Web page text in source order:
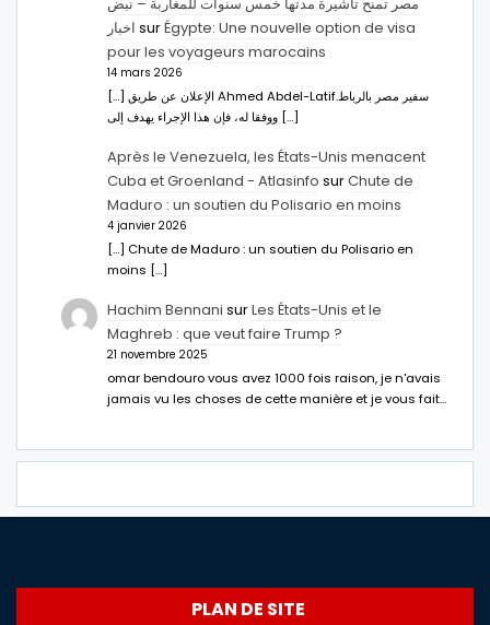
مصر تمنح تأشيرة مدتها خمس سنوات للمغاربة – نبض
اخبار surÉgypte: Une nouvelle option de visa
pour les voyageurs marocains
14 mars 2026
[…] الإعلان عن طريق Ahmed Abdel-Latifسفير مصر بالرباط.
ووفقا له، فإن هذا الإجراء يهدف إلى […]
Après le Venezuela, les États-Unis menacent
Cuba et Groenland - Atlasinfo surChute de
Maduro : un soutien du Polisario en moins
4 janvier 2026
[…] Chute de Maduro : un soutien du Polisario en
moins […]
Hachim Bennani surLes États-Unis et le
Maghreb : que veut faire Trump ?
21 novembre 2025
omar bendouro vous avez 1000 fois raison, je n'avais
jamais vu les choses de cette manière et je vous fait…
PLAN DE SITE